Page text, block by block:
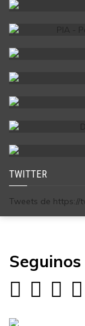
TWITTER
Tweets de https://
Seguinos